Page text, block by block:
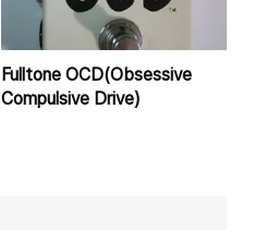
Fulltone OCD(Obsessive
Compulsive Drive)